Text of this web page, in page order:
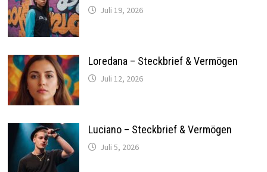
Juli 19, 2026
Loredana – Steckbrief & Vermögen
Juli 12, 2026
Luciano – Steckbrief & Vermögen
Juli 5, 2026